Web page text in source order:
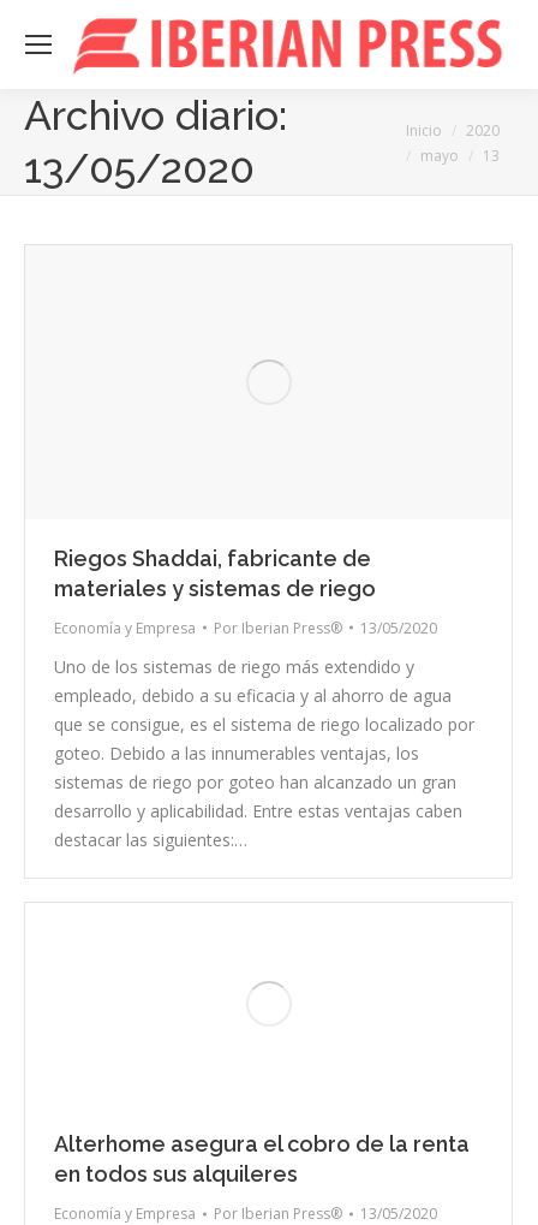
Archivo diario:
13/05/2020
Estás aquí:
Inicio
2020
mayo
13
Riegos Shaddai, fabricante de
materiales y sistemas de riego
Economía y Empresa Por Iberian Press® 13/05/2020
Uno de los sistemas de riego más extendido y
empleado, debido a su eficacia y al ahorro de agua
que se consigue, es el sistema de riego localizado por
goteo. Debido a las innumerables ventajas, los
sistemas de riego por goteo han alcanzado un gran
desarrollo y aplicabilidad. Entre estas ventajas caben
destacar las siguientes:…
Alterhome asegura el cobro de la renta
en todos sus alquileres
Economía y Empresa Por Iberian Press® 13/05/2020